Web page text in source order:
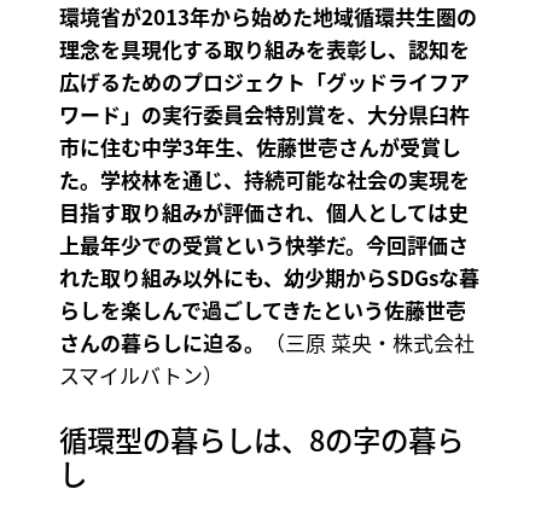
環境省が2013年から始めた地域循環共生圏の
理念を具現化する取り組みを表彰し、認知を
広げるためのプロジェクト「グッドライフア
ワード」の実行委員会特別賞を、大分県臼杵
市に住む中学3年生、佐藤世壱さんが受賞し
た。学校林を通じ、持続可能な社会の実現を
目指す取り組みが評価され、個人としては史
上最年少での受賞という快挙だ。今回評価さ
れた取り組み以外にも、幼少期からSDGsな暮
らしを楽しんで過ごしてきたという佐藤世壱
さんの暮らしに迫る。
（三原 菜央・株式会社
スマイルバトン）
循環型の暮らしは、8の字の暮ら
し